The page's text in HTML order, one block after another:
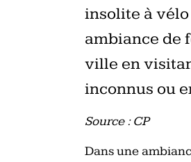
insolite à
ambiance de
ville en
inconnus ou
Source : CP
Dans une